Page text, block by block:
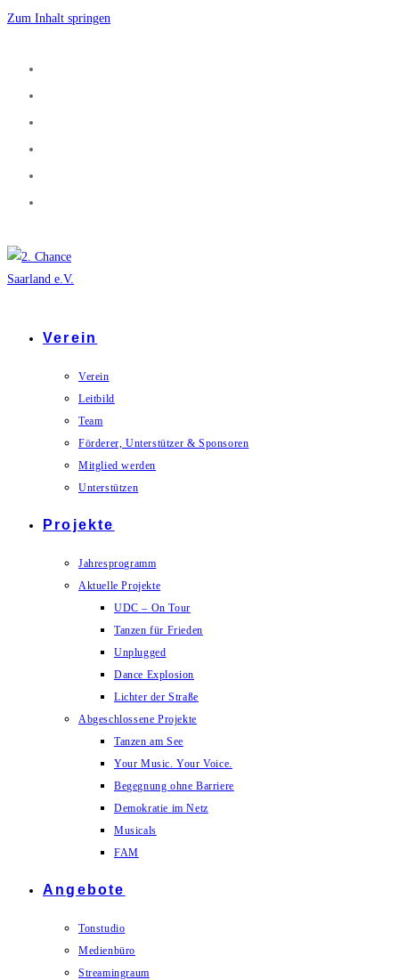
Zum Inhalt springen
Verein
Verein
Leitbild
Team
Förderer, Unterstützer & Sponsoren
Mitglied werden
Unterstützen
Projekte
Jahresprogramm
Aktuelle Projekte
UDC – On Tour
Tanzen für Frieden
Unplugged
Dance Explosion
Lichter der Straße
Abgeschlossene Projekte
Tanzen am See
Your Music. Your Voice.
Begegnung ohne Barriere
Demokratie im Netz
Musicals
FAM
Angebote
Tonstudio
Medienbüro
Streamingraum